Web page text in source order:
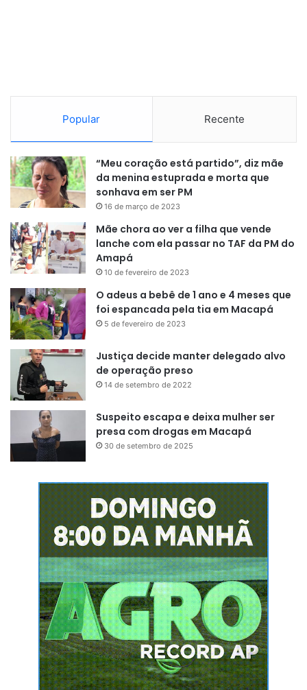
Popular Recente
“Meu coração está partido”, diz mãe
da menina estuprada e morta que
sonhava em ser PM
16 de março de 2023
Mãe chora ao ver a filha que vende
lanche com ela passar no TAF da PM do
Amapá
10 de fevereiro de 2023
O adeus a bebê de 1 ano e 4 meses que
foi espancada pela tia em Macapá
5 de fevereiro de 2023
Justiça decide manter delegado alvo
de operação preso
14 de setembro de 2022
Suspeito escapa e deixa mulher ser
presa com drogas em Macapá
30 de setembro de 2025